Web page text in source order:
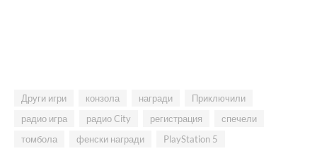
Други игри конзола награди
Приключили
радио игра
радио City регистрация
спечели
томбола
фенски награди PlayStation 5